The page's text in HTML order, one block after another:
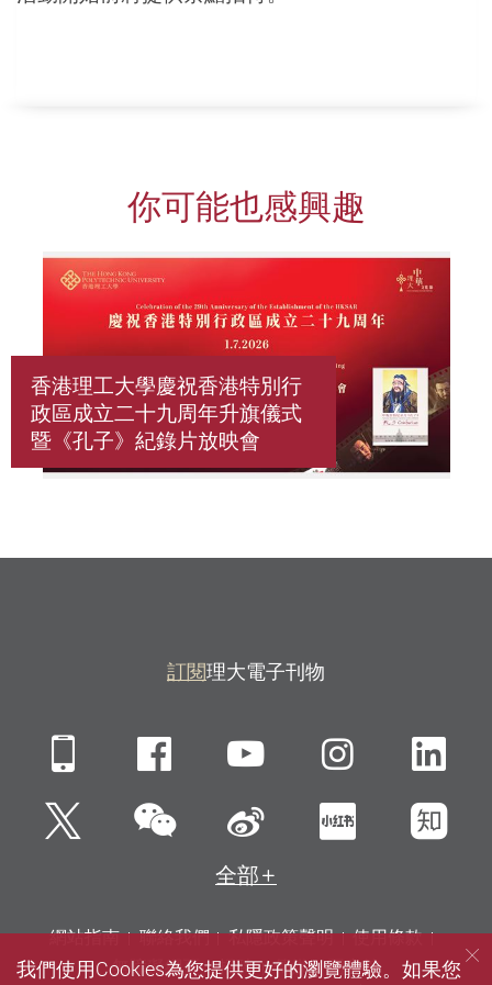
你可能也感興趣
香港理工大學慶祝香港特別行
政區成立二十九周年升旗儀式
暨《孔子》紀錄片放映會
訂閱理大電子刊物
Mobile FacebookYouTube
Twitter微信 新浪微博小紅書知
全部
網站指南 聯絡我們 私隱政策聲明
使用條款
無障礙網頁
招聘 傳媒 圖書館
我們使用Cookies為您提供更好的瀏覽體驗。如果您